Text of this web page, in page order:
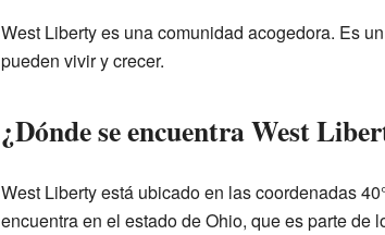
West Liberty es una comunidad acogedora. Es
pueden vivir y crecer.
¿Dónde se encuentra West
West Liberty está ubicado en las coordenadas
encuentra en el estado de Ohio, que es parte de